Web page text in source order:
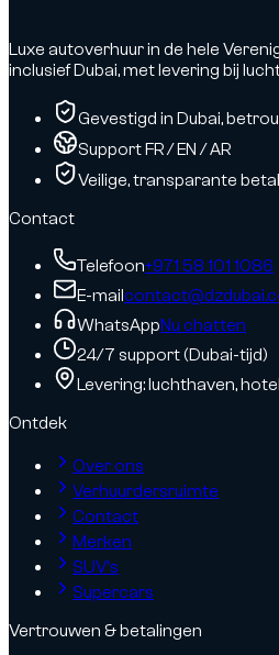
Luxe autoverhuur in de hele
inclusief Dubai, met levering bij
Gevestigd in Dubai,
Support FR / EN / AR
Veilige, transparante
Contact
Telefoon+971 58 101 1086
E-mail
WhatsAppNu chatten
24/7 support (Dubai-tijd)
Levering: luchthaven,
Ontdek
Over ons
Verhuurdersruimte
Contact
Merken
SUV's
Supercars
Vertrouwen & betalingen